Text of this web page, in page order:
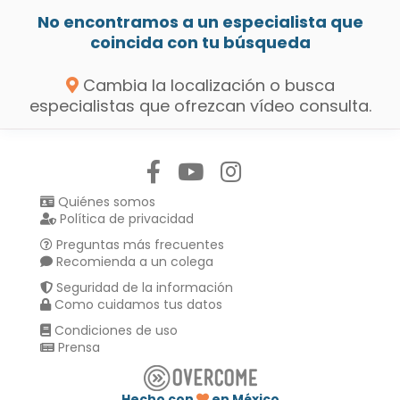
No encontramos a un especialista que
coincida con tu búsqueda
Cambia la localización o busca
especialistas que ofrezcan vídeo consulta.
Quiénes somos
Política de privacidad
Preguntas más frecuentes
Recomienda a un colega
Seguridad de la información
Como cuidamos tus datos
Condiciones de uso
Prensa